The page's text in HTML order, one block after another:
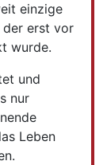
einzige
der erst vor
wurde.
und
nur
Leben